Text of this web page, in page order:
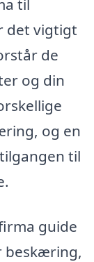
til
det vigtigt
de
og din
og en
til
guide
beskæring,